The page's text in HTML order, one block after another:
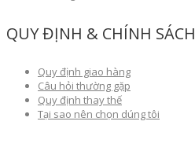
QUY ĐỊNH & CHÍNH SÁCH
Quy định giao hàng
Câu hỏi thường gặp
Quy định thay thế
Tại sao nên chọn dúng tôi